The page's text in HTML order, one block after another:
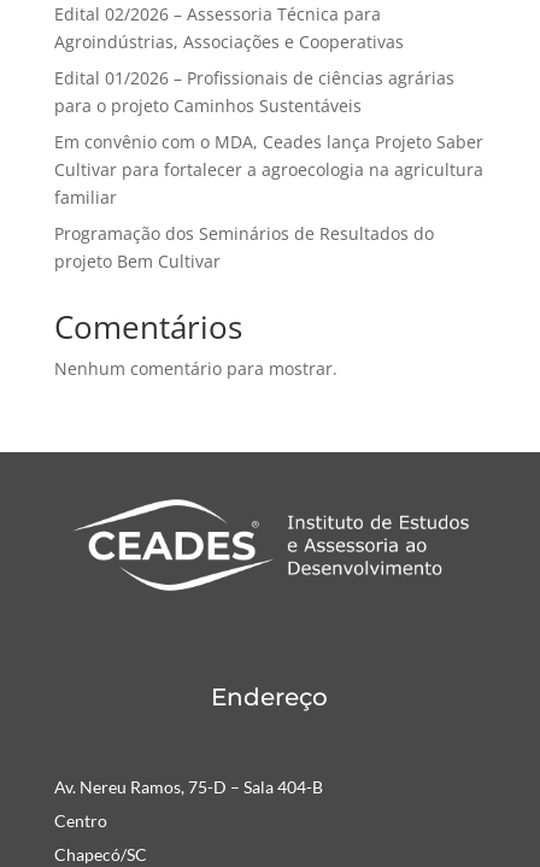
Edital 02/2026 – Assessoria Técnica para
Agroindústrias, Associações e Cooperativas
Edital 01/2026 – Profissionais de ciências agrárias
para o projeto Caminhos Sustentáveis
Em convênio com o MDA, Ceades lança Projeto Saber
Cultivar para fortalecer a agroecologia na agricultura
familiar
Programação dos Seminários de Resultados do
projeto Bem Cultivar
Comentários
Nenhum comentário para mostrar.
Endereço
Av. Nereu Ramos, 75-D – Sala 404-B
Centro
Chapecó/SC